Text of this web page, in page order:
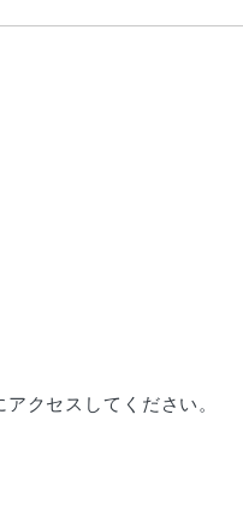
クセスしてください。